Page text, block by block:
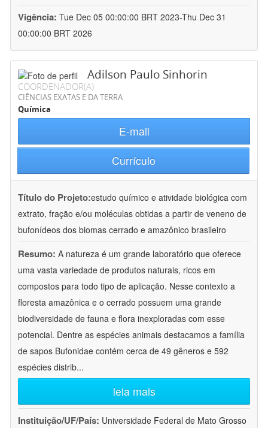
Vigência: Tue Dec 05 00:00:00 BRT 2023-Thu Dec 31
00:00:00 BRT 2026
Adilson Paulo Sinhorin
COORDENADOR(A)
CIÊNCIAS EXATAS E DA TERRA
Química
E-mail
Currículo
Título do Projeto:estudo químico e atividade biológica com
extrato, fração e/ou moléculas obtidas a partir de veneno de
bufonídeos dos biomas cerrado e amazônico brasileiro
Resumo: A natureza é um grande laboratório que oferece
uma vasta variedade de produtos naturais, ricos em
compostos para todo tipo de aplicação. Nesse contexto a
floresta amazônica e o cerrado possuem uma grande
biodiversidade de fauna e flora inexploradas com esse
potencial. Dentre as espécies animais destacamos a família
de sapos Bufonidae contém cerca de 49 gêneros e 592
espécies distrib...
leia mais
Instituição/UF/País: Universidade Federal de Mato Grosso